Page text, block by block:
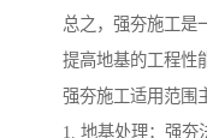
总之，强夯施工是
提高地基的工程性
强夯施工适用范围
1. 地基处理：强夯